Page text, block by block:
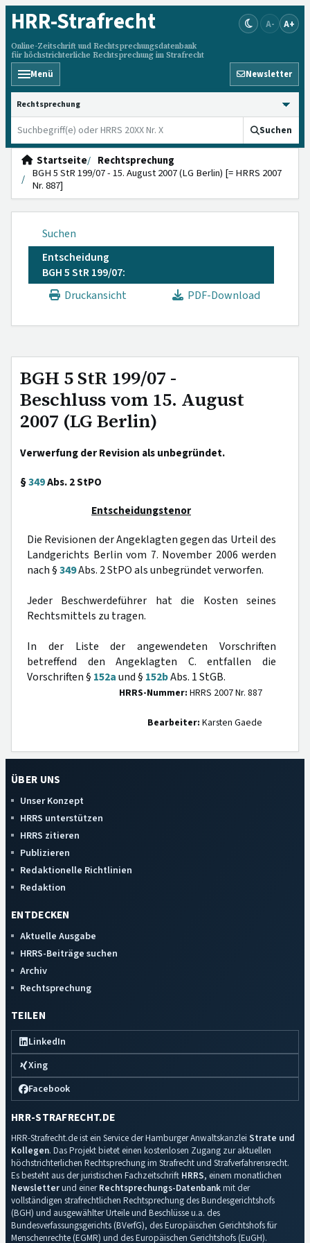
HRR-Strafrecht
Online-Zeitschrift und Rechtsprechungsdatenbank
für höchstrichterliche Rechtsprechung im Strafrecht
A- A+
Menü Newsletter
HRRS durchsuchen
Suchen
Startseite
Rechtsprechung
BGH 5 StR 199/07 - 15. August 2007 (LG Berlin) [= HRRS 2007
Nr. 887]
Suchen
Entscheidung
BGH 5 StR 199/07:
Druckansicht
PDF-Download
BGH 5 StR 199/07 -
Beschluss vom 15. August
2007 (LG Berlin)
Verwerfung der Revision als unbegründet.
§349Abs. 2 StPO
Entscheidungstenor
Die Revisionen der Angeklagten gegen das Urteil des
Landgerichts Berlin vom 7. November 2006 werden
nach §349Abs. 2 StPO als unbegründet verworfen.
Jeder Beschwerdeführer hat die Kosten seines
Rechtsmittels zu tragen.
In der Liste der angewendeten Vorschriften
betreffend den Angeklagten C. entfallen die
Vorschriften § 152aund § 152bAbs. 1 StGB.
HRRS-Nummer: HRRS 2007 Nr. 887
Bearbeiter: Karsten Gaede
ÜBER UNS
Unser Konzept
HRRS unterstützen
HRRS zitieren
Publizieren
Redaktionelle Richtlinien
Redaktion
ENTDECKEN
Aktuelle Ausgabe
HRRS-Beiträge suchen
Archiv
Rechtsprechung
TEILEN
LinkedIn
Xing
Facebook
HRR-STRAFRECHT.DE
HRR-Strafrecht.de ist ein Service der Hamburger Anwaltskanzlei Strate und
Kollegen. Das Projekt bietet einen kostenlosen Zugang zur aktuellen
höchstrichterlichen Rechtsprechung im Strafrecht und Strafverfahrensrecht.
Es besteht aus der juristischen Fachzeitschrift HRRS, einem monatlichen
Newsletterund einerRechtsprechungs-Datenbankmit der
vollständigen strafrechtlichen Rechtsprechung des Bundesgerichtshofs
(BGH) und ausgewählter Urteile und Beschlüsse u.a. des
Bundesverfassungsgerichts (BVerfG), des Europäischen Gerichtshofs für
Menschenrechte (EGMR) und des Europäischen Gerichtshofs (EuGH).